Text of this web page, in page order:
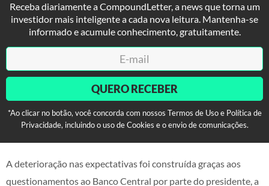
Receba diariamente a CompoundLetter, a news que torna um
investidor mais inteligente a cada nova leitura. Mantenha-se
informado e acumule conhecimento, gratuitamente.
QUERO RECEBER
*Ao clicar no botão, você concorda com nossos Termos de Uso e Política de
Privacidade, incluindo o uso de Cookies e o envio de comunicações.
A deterioração nas expectativas foi construída graças aos
questionamentos ao Banco Central por parte do presidente, a